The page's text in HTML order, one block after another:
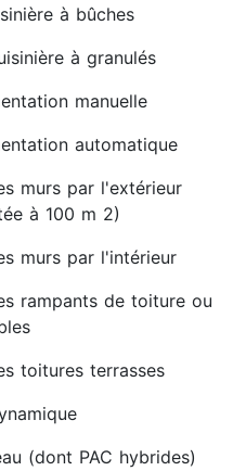
à bûches
à granulés
manuelle
automatique
murs par l'extérieur
à 100 m 2)
murs par l'intérieur
rampants de toiture ou
toitures terrasses
(dont PAC hybrides)